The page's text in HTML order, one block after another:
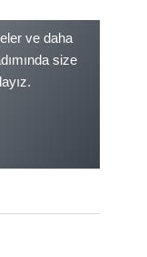
ve daha
size